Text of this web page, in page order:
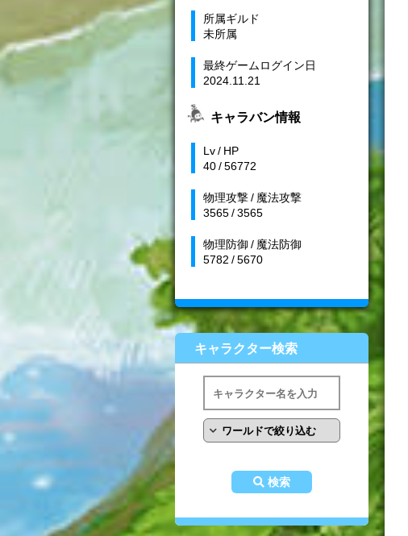
所属ギルド
未所属
最終ゲームログイン日
2024.11.21
キャラバン情報
Lv / HP
40 / 56772
物理攻撃 / 魔法攻撃
3565 / 3565
物理防御 / 魔法防御
5782 / 5670
キャラクター検索
検索